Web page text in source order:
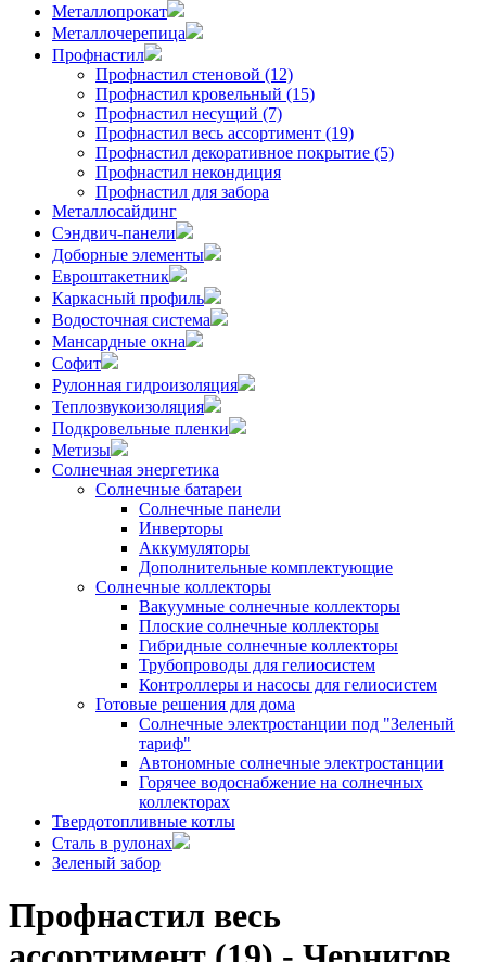
Металлопрокат
Металлочерепица
Профнастил
Профнастил стеновой (12)
Профнастил кровельный (15)
Профнастил несущий (7)
Профнастил весь ассортимент (19)
Профнастил декоративное покрытие (5)
Профнастил некондиция
Профнастил для забора
Металлосайдинг
Сэндвич-панели
Доборные элементы
Евроштакетник
Каркасный профиль
Водосточная система
Мансардные окна
Софит
Рулонная гидроизоляция
Теплозвукоизоляция
Подкровельные пленки
Метизы
Солнечная энергетика
Солнечные батареи
Солнечные панели
Инверторы
Аккумуляторы
Дополнительные комплектующие
Солнечные коллекторы
Вакуумные солнечные коллекторы
Плоские солнечные коллекторы
Гибридные солнечные коллекторы
Трубопроводы для гелиосистем
Контроллеры и насосы для гелиосистем
Готовые решения для дома
Солнечные электростанции под "Зеленый
тариф"
Автономные солнечные электростанции
Горячее водоснабжение на солнечных
коллекторах
Твердотопливные котлы
Сталь в рулонах
Зеленый забор
Профнастил весь